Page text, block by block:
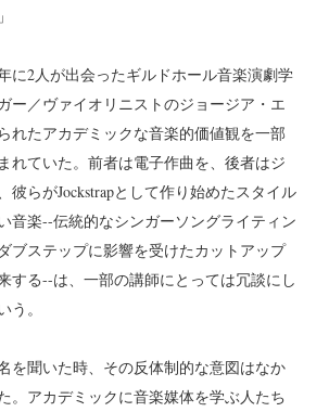
に2人が出会ったギルドホール音楽演劇学
ー／ヴァイオリニストのジョージア・エ
れたアカデミックな音楽的価値観を一部
れていた。前者は電子作曲を、後者はジ
彼らがJockstrapとして作り始めたスタイル
音楽--伝統的なシンガーソングライティン
ブステップに影響を受けたカットアップ
する--は、一部の講師にとっては冗談にし
う。
を聞いた時、その反体制的な意図はなか
。アカデミックに音楽媒体を学ぶ人たち